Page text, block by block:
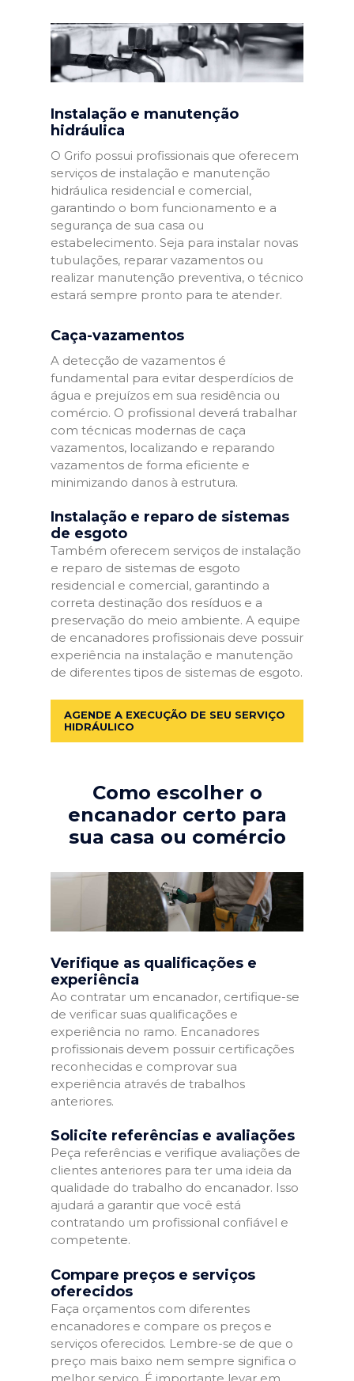
Instalação e manutenção
hidráulica
O Grifo possui profissionais que oferecem
serviços de instalação e manutenção
hidráulica residencial e comercial,
garantindo o bom funcionamento e a
segurança de sua casa ou
estabelecimento. Seja para instalar novas
tubulações, reparar vazamentos ou
realizar manutenção preventiva, o técnico
estará sempre pronto para te atender.
Caça-vazamentos
A detecção de vazamentos é
fundamental para evitar desperdícios de
água e prejuízos em sua residência ou
comércio. O profissional deverá trabalhar
com técnicas modernas de caça
vazamentos, localizando e reparando
vazamentos de forma eficiente e
minimizando danos à estrutura.
Instalação e reparo de sistemas
de esgoto
Também oferecem serviços de instalação
e reparo de sistemas de esgoto
residencial e comercial, garantindo a
correta destinação dos resíduos e a
preservação do meio ambiente. A equipe
de encanadores profissionais deve possuir
experiência na instalação e manutenção
de diferentes tipos de sistemas de esgoto.
AGENDE A EXECUÇÃO DE SEU SERVIÇO
HIDRÁULICO
Como escolher o
encanador certo para
sua casa ou comércio
Verifique as qualificações e
experiência
Ao contratar um encanador, certifique-se
de verificar suas qualificações e
experiência no ramo. Encanadores
profissionais devem possuir certificações
reconhecidas e comprovar sua
experiência através de trabalhos
anteriores.
Solicite referências e avaliações
Peça referências e verifique avaliações de
clientes anteriores para ter uma ideia da
qualidade do trabalho do encanador. Isso
ajudará a garantir que você está
contratando um profissional confiável e
competente.
Compare preços e serviços
oferecidos
Faça orçamentos com diferentes
encanadores e compare os preços e
serviços oferecidos. Lembre-se de que o
preço mais baixo nem sempre significa o
melhor serviço. É importante levar em